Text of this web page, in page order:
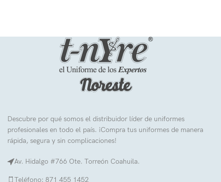
Descubre por qué somos el distribuidor líder de uniformes
profesionales en todo el país. ¡Compra tus uniformes de manera
rápida, segura y sin complicaciones!
Av. Hidalgo #766 Ote. Torreón Coahuila.
Teléfono: 871 455 1452